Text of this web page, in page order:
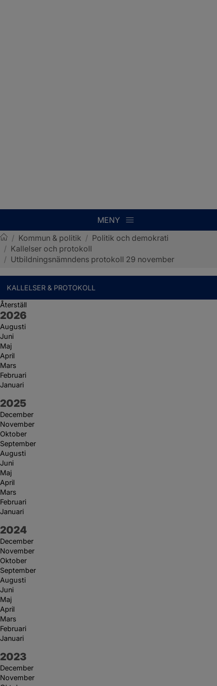
MENY
Sotenäs kommun
/ Kommun & politik / Politik och demokrati
/ Kallelser och protokoll
/ Utbildningsnämndens protokoll 29 november
KALLELSER & PROTOKOLL
Återställ
År:
2026
Augusti
Juni
Maj
April
Mars
Februari
Januari
År:
2025
December
November
Oktober
September
Augusti
Juni
Maj
April
Mars
Februari
Januari
År:
2024
December
November
Oktober
September
Augusti
Juni
Maj
April
Mars
Februari
Januari
År:
2023
December
November